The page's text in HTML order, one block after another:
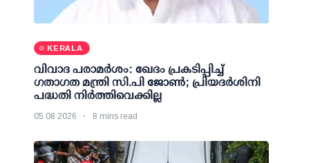
KERALA
വിവാദ പരാമര്‍ശം: ഖേദം പ്രകടിപ്പിച്ച്
ഗതാഗത മന്ത്രി സി.പി ജോണ്‍; പ്രിയദര്‍ശിനി
പദ്ധതി നിര്‍ത്തിവെക്കില്ല
05 08 2026 8 mins read